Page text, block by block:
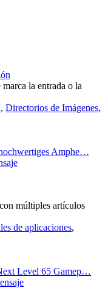
la entrada o la
, Directorios de Imágenes,
Amphe…
múltiples artículos
de aplicaciones,
Level 65 Gamep…